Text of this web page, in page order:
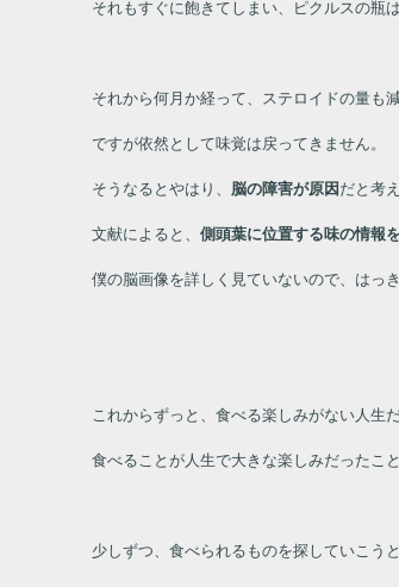
それもすぐに飽きてしまい、ピクルスの瓶
それから何月か経って、ステロイドの量も
ですが依然として味覚は戻ってきません。
そうなるとやはり、 脳の障害が原因 だと考
文献によると、 側頭葉に位置する味の情報
僕の脳画像を詳しく見ていないので、はっ
これからずっと、食べる楽しみがない人生
食べることが人生で大きな楽しみだったこ
少しずつ、食べられるものを探していこう